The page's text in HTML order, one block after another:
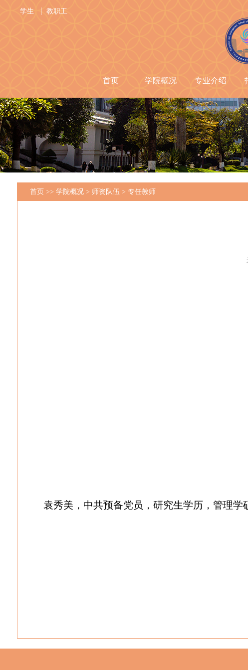
学生 教职工
首页 学院概况 专业介绍
首页 >> 学院概况 > 师资队伍 > 专任教师
袁秀美，中共预备党员，研究生学历，管理学